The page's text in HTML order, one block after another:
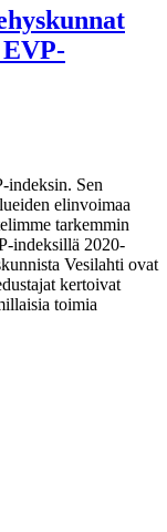
indeksin. Sen
elinvoimaa
tarkemmin
indeksillä 2020-
Vesilahti ovat
kertoivat
toimia